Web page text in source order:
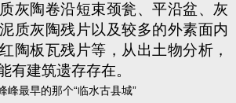
灰陶卷沿短束颈瓮、平沿盆、灰
质灰陶残片以及较多的外素面内
陶板瓦残片等，从出土物分析，
有建筑遗存存在。